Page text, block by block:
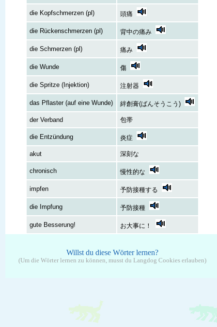
die Kopfschmerzen (pl) 頭痛
die Rückenschmerzen (pl) 背中の痛み
die Schmerzen (pl) 痛み
die Wunde 傷
die Spritze (Injektion) 注射器
das Pflaster (auf eine Wunde) 絆創膏(ばんそうこう)
der Verband 包帯
die Entzündung 炎症
akut 深刻な
chronisch 慢性的な
impfen 予防接種する
die Impfung 予防接種
gute Besserung! お大事に！
Willst du diese Wörter lernen?
(Um die Wörter lernen zu können, musst du Langdog Cookies erlauben)